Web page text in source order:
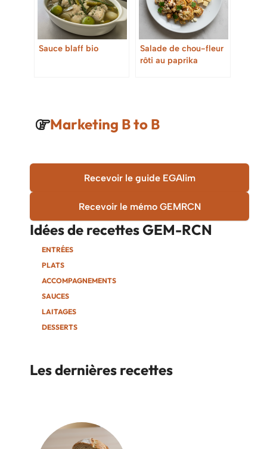
Sauce blaff bio
Salade de chou-fleur
rôti au paprika
Marketing B to B
Recevoir le guide EGAlim
Recevoir le mémo GEMRCN
Idées de recettesGEM-RCN
ENTRÉES
PLATS
ACCOMPAGNEMENTS
SAUCES
LAITAGES
DESSERTS
Les dernières recettes